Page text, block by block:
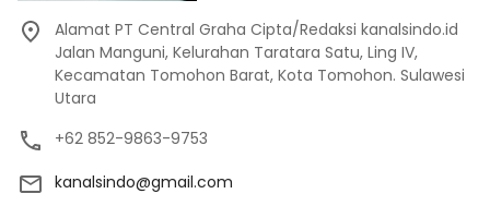
Alamat PT Central Graha Cipta/Redaksi kanalsindo.id
Jalan Manguni, Kelurahan Taratara Satu, Ling IV,
Kecamatan Tomohon Barat, Kota Tomohon. Sulawesi
Utara
+62 852-9863-9753
kanalsindo@gmail.com